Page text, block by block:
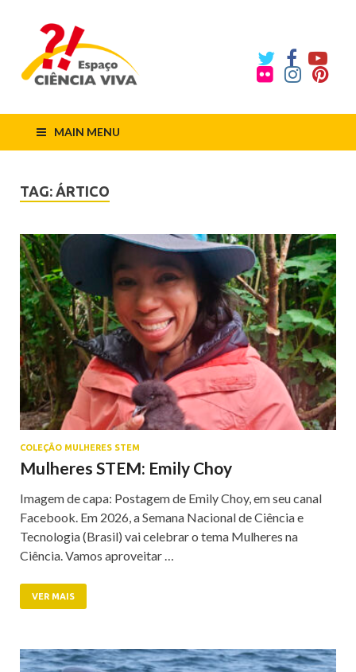
MAIN MENU
TAG: ÁRTICO
COLEÇÃO MULHERES STEM
Mulheres STEM: Emily Choy
Imagem de capa: Postagem de Emily Choy, em seu canal
Facebook. Em 2026, a Semana Nacional de Ciência e
Tecnologia (Brasil) vai celebrar o tema Mulheres na
Ciência. Vamos aproveitar …
VER MAIS